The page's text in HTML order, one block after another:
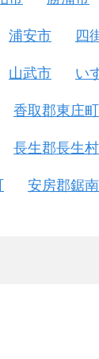
浦安市 四
山武市 い
香取郡東庄町
長生郡長生村
安房郡鋸南